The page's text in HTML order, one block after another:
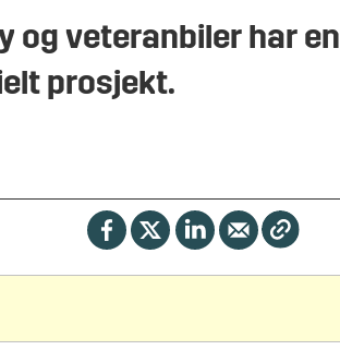
og veteranbiler har en
prosjekt.